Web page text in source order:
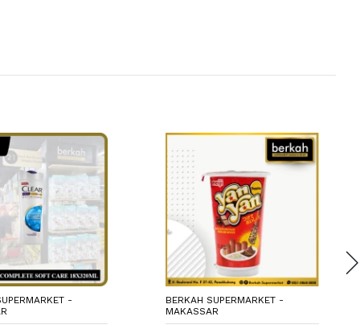
-
BERKAH SUPERMARKET -
MAKASSAR